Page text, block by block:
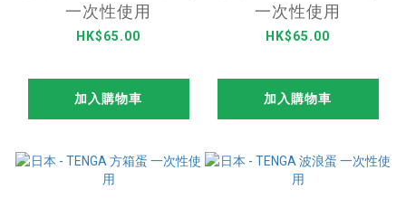
一次性使用
HK$65.00
加入購物車
一次性使用
HK$65.00
加入購物車